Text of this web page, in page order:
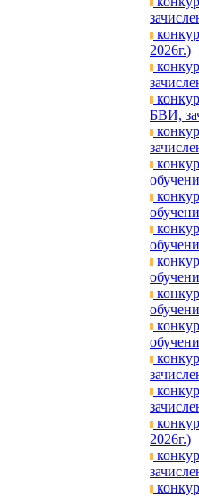
2026г.)
БВИ,
2026г.)